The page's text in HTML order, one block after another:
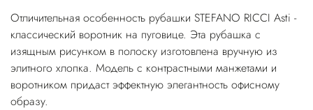
Отличительная особенность рубашки STEFANO RICCI Asti -
классический воротник на пуговице. Эта рубашка с
изящным рисунком в полоску изготовлена вручную из
элитного хлопка. Модель с контрастными манжетами и
воротником придаст эффектную элегантность офисному
образу.